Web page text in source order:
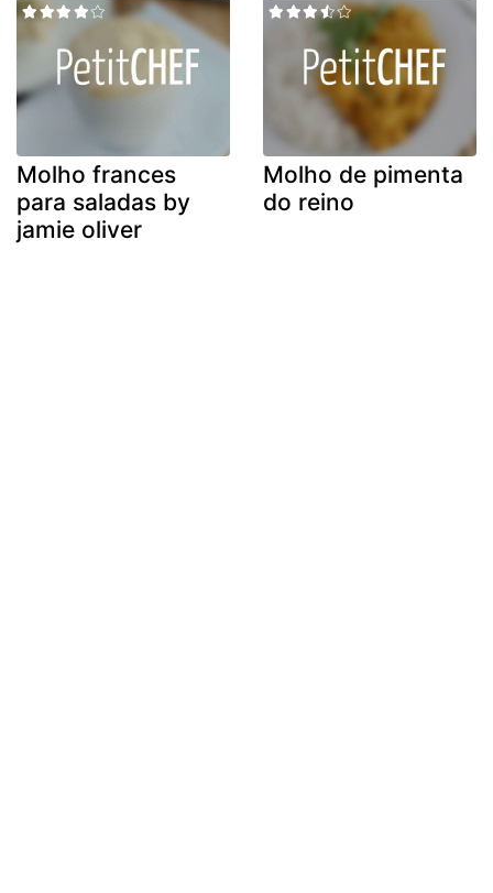
Molho frances
para saladas by
jamie oliver
Molho de pimenta
do reino